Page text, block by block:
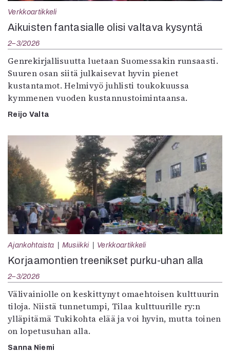
Verkkoartikkeli
Aikuisten fantasialle olisi valtava kysyntä
2–3/2026
Genrekirjallisuutta luetaan Suomessakin runsaasti.
Suuren osan siitä julkaisevat hyvin pienet
kustantamot. Helmivyö juhlisti toukokuussa
kymmenen vuoden kustannustoimintaansa.
Reijo Valta
Ajankohtaista Musiikki Verkkoartikkeli
Korjaamontien treenikset purku-uhan alla
2–3/2026
Välivainiolle on keskittynyt omaehtoisen kulttuurin
tiloja. Niistä tunnetumpi, Tilaa kulttuurille ry:n
ylläpitämä Tukikohta elää ja voi hyvin, mutta toinen
on lopetusuhan alla.
Sanna Niemi